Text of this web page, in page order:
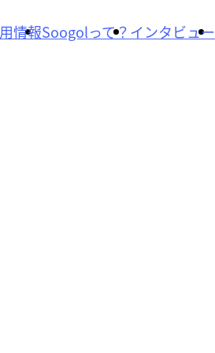
情報Soogolって？インタビュー